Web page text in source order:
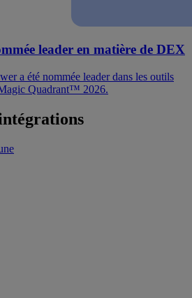
leader en matière de DEX
a été nommée leader dans les outils
Quadrant™ 2026.